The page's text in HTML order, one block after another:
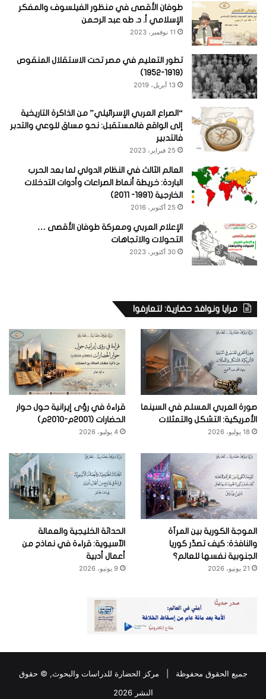
طوفان الأقصى في منظور الفيلسوف والمفكر
الإسلامي أ. د. طه عبد الرحمن
11 نوفمبر، 2023
تطور التعليم في مصر تحت الاستقلال المنقوص
(1919-1952)
13 أبريل، 2019
“الصراع العربي الإسرائيلي” من الذاكرة التاريخية
إلى الواقع فالمستقبل: نحو مساق للوعي والتدبر
فالتدبير
25 فبراير، 2023
العالم الثالث في النظام الدولي لما بعد الحرب
الباردة: خريطة أنماط الصراعات وأدوات التدخلات
الخارجية (1991- 2011)
25 أكتوبر، 2016
الإعلام العربي ومعركة طوفان الأقصى …
التحولات والاتجاهات
30 أكتوبر، 2023
مرايا ونوافذ حضارية: لتعارفوا
صورة العربي المسلم في السينما
الأمريكية: التشكل والتمثلات
18 يوليو، 2026
قراءة في رؤى إيرانية حول حوار
الحضارات (2001م-2010م)
4 يوليو، 2026
الموجة الكورية بين المرآة
والنافذة: كيف تصدِّر كوريا
الجنوبية نفسها للعالم؟
21 يونيو، 2026
الحداثة الخليجية والعمالة
الآسيوية: قراءة في نماذج من
أعمال أدبية
9 يونيو، 2026
جميع الحقوق محفوظة | مركز الحضارة للدراسات والبحوث, © حقوق
النشر 2026